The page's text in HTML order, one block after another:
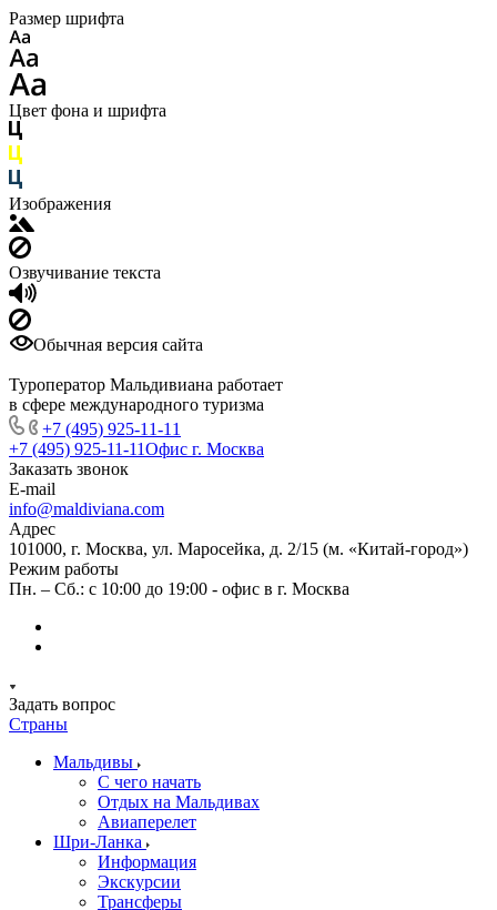
Размер шрифта
Цвет фона и шрифта
Изображения
Озвучивание текста
Обычная версия сайта
Туроператор Мальдивиана работает
в сфере международного туризма
+7 (495) 925-11-11
+7 (495) 925-11-11Офис г. Москва
Заказать звонок
E-mail
info@maldiviana.com
Адрес
101000, г. Москва, ул. Маросейка, д. 2/15 (м. «Китай-город»)
Режим работы
Пн. – Сб.: с 10:00 до 19:00 - офис в г. Москва
Задать вопрос
Страны
Мальдивы
С чего начать
Отдых на Мальдивах
Авиаперелет
Шри-Ланка
Информация
Экскурсии
Трансферы